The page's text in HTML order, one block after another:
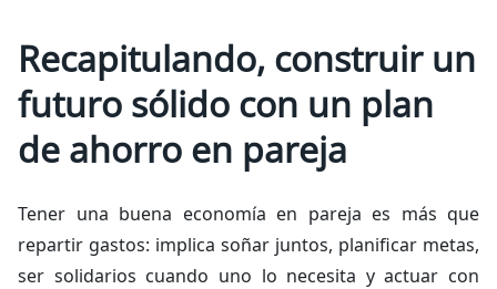
Recapitulando, construir un
futuro sólido con un plan
de ahorro en pareja
Tener una buena economía en pareja es más que
repartir gastos: implica soñar juntos, planificar metas,
ser solidarios cuando uno lo necesita y actuar con